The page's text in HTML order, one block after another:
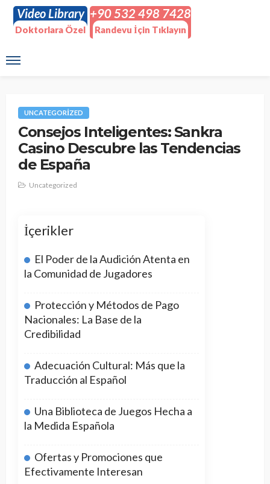
Video Library
Doktorlara Özel
+90 532 498 7428
Randevu İçin Tıklayın
UNCATEGORIZED
Consejos Inteligentes: Sankra
Casino Descubre las Tendencias
de España
Uncategorized
İçerikler
El Poder de la Audición Atenta en
la Comunidad de Jugadores
Protección y Métodos de Pago
Nacionales: La Base de la
Credibilidad
Adecuación Cultural: Más que la
Traducción al Español
Una Biblioteca de Juegos Hecha a
la Medida Española
Ofertas y Promociones que
Efectivamente Interesan